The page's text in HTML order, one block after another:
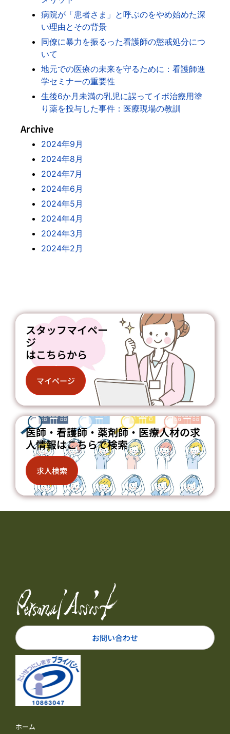
病院が「患者さま」と呼ぶのをやめ始めた深
い理由とその背景
同僚に暴力を振るった看護師の懲戒処分につ
いて
地元での医療の未来を守るために：看護師進
学セミナーの重要性
生後6か月未満の乳児に誤ってイボ治療用塗
り薬を投与した事件：医療現場の教訓
Archive
2024年9月
2024年8月
2024年7月
2024年6月
2024年5月
2024年4月
2024年3月
2024年2月
スタッフマイペー
ジ
はこちらから
マイページ
医師・看護師・薬剤師・医療人材の求
人情報はこちらで検索
求人検索
お問い合わせ
ホーム